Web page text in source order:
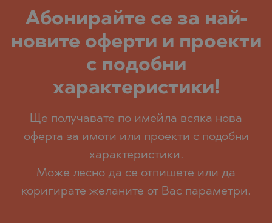
Абoнирайте се за най-
новите оферти и проекти
с подобни
характеристики!
Ще получавате по имейла всяка нова
оферта за имоти или проекти с подобни
характеристики.
Може лесно да се отпишете или да
коригирате желаните от Вас параметри.